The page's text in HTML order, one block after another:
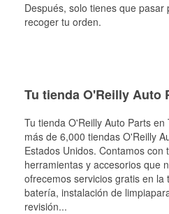
Después, solo tienes que
recoger tu orden.
Tu tienda O'Reilly Auto
Tu tienda O'Reilly Auto Parts en
más de 6,000 tiendas O'Reilly
Estados Unidos. Contamos con
herramientas y accesorios que
ofrecemos servicios gratis en
batería, instalación de
revisión...